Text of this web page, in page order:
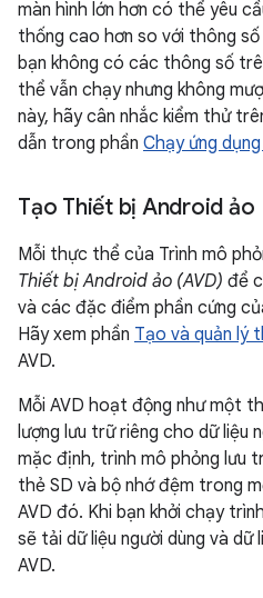
màn hình lớn hơn có thể yêu
thống cao hơn so với thông
bạn không có các thông số
thể vẫn chạy nhưng không
này, hãy cân nhắc kiểm thử
dẫn trong phần Chạy ứng
Tạo Thiết bị Android ảo
Mỗi thực thể của Trình mô
Thiết bị Android ảo (AVD) để
và các đặc điểm phần cứng
Hãy xem phần Tạo và quản lý
AVD.
Mỗi AVD hoạt động như một
lượng lưu trữ riêng cho dữ liệu
mặc định, trình mô phỏng lưu
thẻ SD và bộ nhớ đệm trong
AVD đó. Khi bạn khởi chạy
sẽ tải dữ liệu người dùng và dữ
AVD.